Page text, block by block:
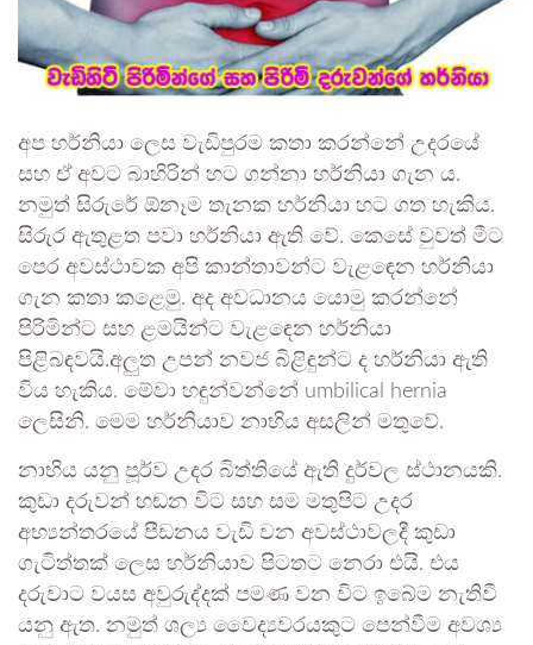
අප හර්නියා ලෙස වැඩිපුරම කතා කරන්නේ උදරයේ
සහ ඒ අවට බාහිරින් හට ගන්නා හර්නියා ගැන ය.
නමුත් සිරුරේ ඕනෑම තැනක හර්නියා හට ගත හැකිය.
සිරුර ඇතුළත පවා හර්නියා ඇති වේ. කෙසේ වුවත් මීට
පෙර අවස්ථාවක අපි කාන්තාවන්ට වැළඳෙන හර්නියා
ගැන කතා කළෙමු. අද අවධානය යොමු කරන්නේ
පිරිමින්ට සහ ළමයින්ට වැළඳෙන හර්නියා
පිළිබඳවයි.අලුත උපන් නවජ බිළිඳුන්ට ද හර්නියා ඇති
විය හැකිය. මේවා හඳුන්වන්නේ umbilical hernia
ලෙසිනි. මෙම හර්නියාව නාභිය අසලින් මතුවේ.
නාභිය යනු පූර්ව උදර බිත්තියේ ඇති දුර්වල ස්ථානයකි.
කුඩා දරුවන් හඬන විට සහ සම මතුපිට උදර
අභ්‍යන්තරයේ පීඩනය වැඩි වන අවස්ථාවලදී කුඩා
ගැටිත්තක් ලෙස හර්නියාව පිටතට නෙරා එයි. එය
දරුවාට වයස අවුරුද්දක් පමණ වන විට ඉබේම නැතිවී
යනු ඇත. නමුත් ශල්‍ය වෛද්‍යවරයකුට පෙන්වීම අවශ්‍ය